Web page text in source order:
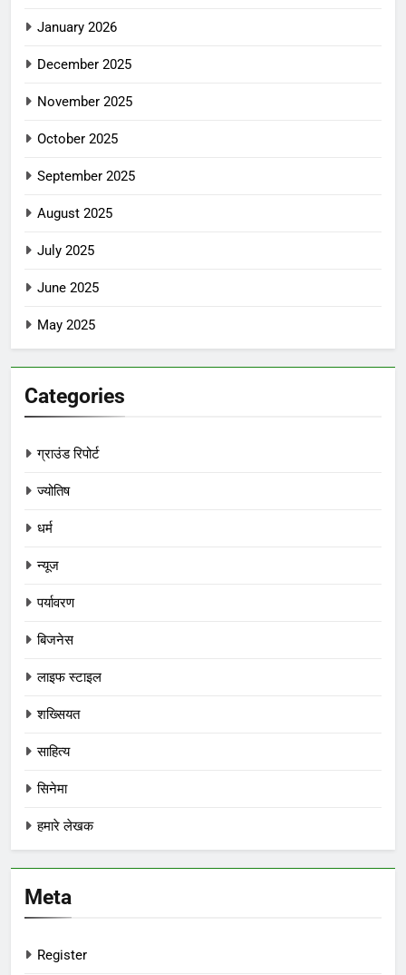
January 2026
December 2025
November 2025
October 2025
September 2025
August 2025
July 2025
June 2025
May 2025
Categories
ग्राउंड रिपोर्ट
ज्योतिष
धर्म
न्यूज
पर्यावरण
बिजनेस
लाइफ स्टाइल
शख्सियत
साहित्य
सिनेमा
हमारे लेखक
Meta
Register